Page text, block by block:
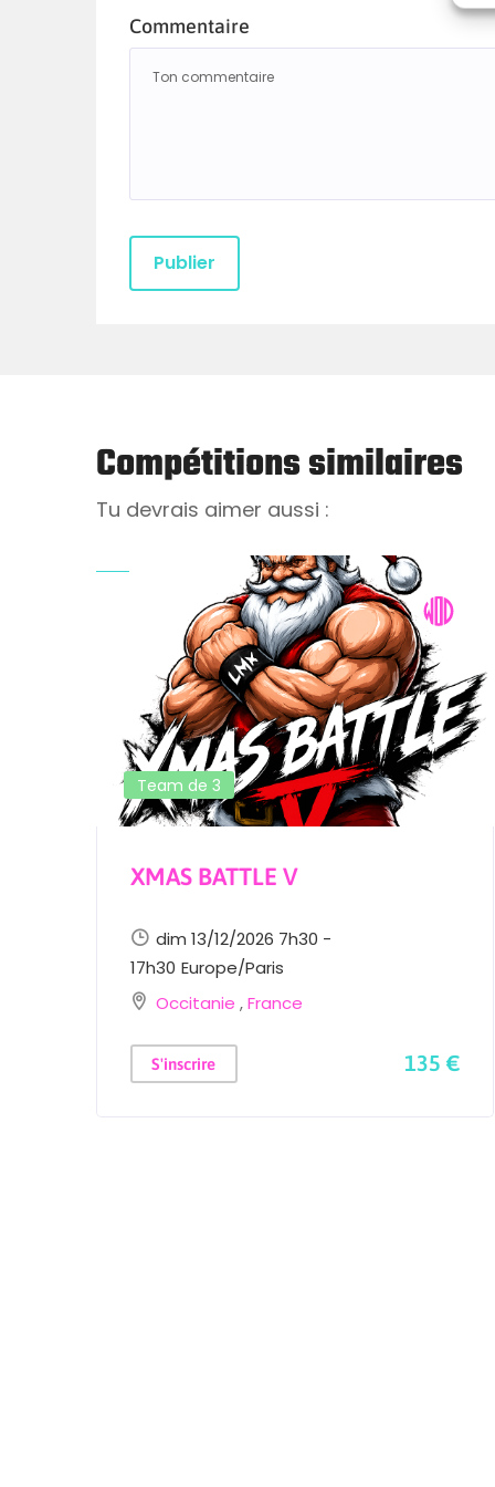
Commentaire
Compétitions similaires
Tu devrais aimer aussi :
Team de 3
XMAS BATTLE V
dim 13/12/2026 7h30 -
17h30 Europe/Paris
Occitanie ,France
S'inscrire 135 €